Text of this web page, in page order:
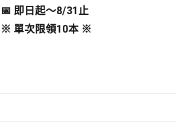
📅 即日起～8/31止
※ 單次限領10本 ※